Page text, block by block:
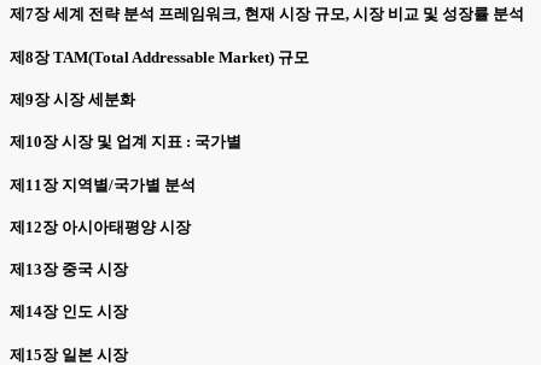
제7장 세계 전략 분석 프레임워크, 현재 시장 규모, 시장 비교 및 성장률 분석
제8장 TAM(Total Addressable Market) 규모
제9장 시장 세분화
제10장 시장 및 업계 지표 : 국가별
제11장 지역별/국가별 분석
제12장 아시아태평양 시장
제13장 중국 시장
제14장 인도 시장
제15장 일본 시장